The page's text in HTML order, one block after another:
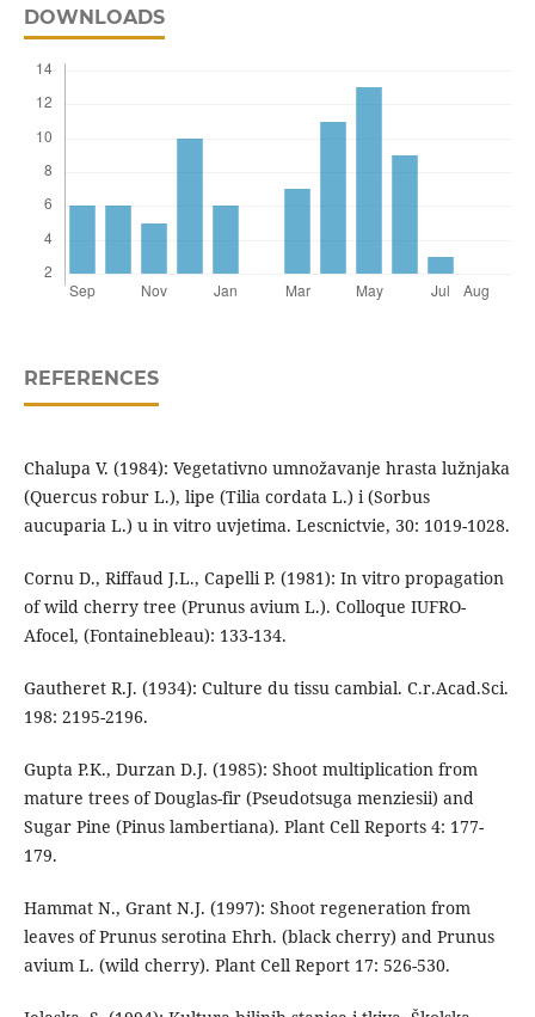
DOWNLOADS
REFERENCES
Chalupa V. (1984): Vegetativno umnožavanje hrasta lužnjaka
(Quercus robur L.), lipe (Tilia cordata L.) i (Sorbus
aucuparia L.) u in vitro uvjetima. Lescnictvie, 30: 1019-1028.
Cornu D., Riffaud J.L., Capelli P. (1981): In vitro propagation
of wild cherry tree (Prunus avium L.). Colloque IUFRO-
Afocel, (Fontainebleau): 133-134.
Gautheret R.J. (1934): Culture du tissu cambial. C.r.Acad.Sci.
198: 2195-2196.
Gupta P.K., Durzan D.J. (1985): Shoot multiplication from
mature trees of Douglas-fir (Pseudotsuga menziesii) and
Sugar Pine (Pinus lambertiana). Plant Cell Reports 4: 177-
179.
Hammat N., Grant N.J. (1997): Shoot regeneration from
leaves of Prunus serotina Ehrh. (black cherry) and Prunus
avium L. (wild cherry). Plant Cell Report 17: 526-530.